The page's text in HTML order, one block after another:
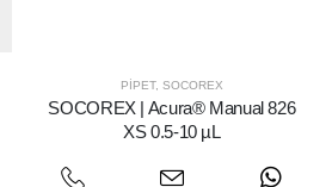
PIPET, SOCOREX
SOCOREX | Acura® Manual 826
XS 0.5-10 µL